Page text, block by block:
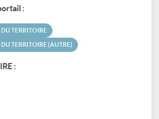
:
TERRITOIRE
TERRITOIRE (AUTRE)
: